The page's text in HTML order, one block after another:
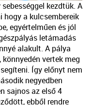
kezdtük. A
a kulcsembereik
egyértelműen és jól
letámadás
alakult. A pálya
vertek meg
Így előnyt nem
negyedben
sajnos az első 4
ebből rendre